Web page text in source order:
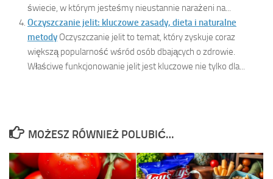
świecie, w którym jesteśmy nieustannie narażeni na...
Oczyszczanie jelit: kluczowe zasady, dieta i naturalne
metody Oczyszczanie jelit to temat, który zyskuje coraz
większą popularność wśród osób dbających o zdrowie.
Właściwe funkcjonowanie jelit jest kluczowe nie tylko dla...
MOŻESZ RÓWNIEŻ POLUBIĆ…